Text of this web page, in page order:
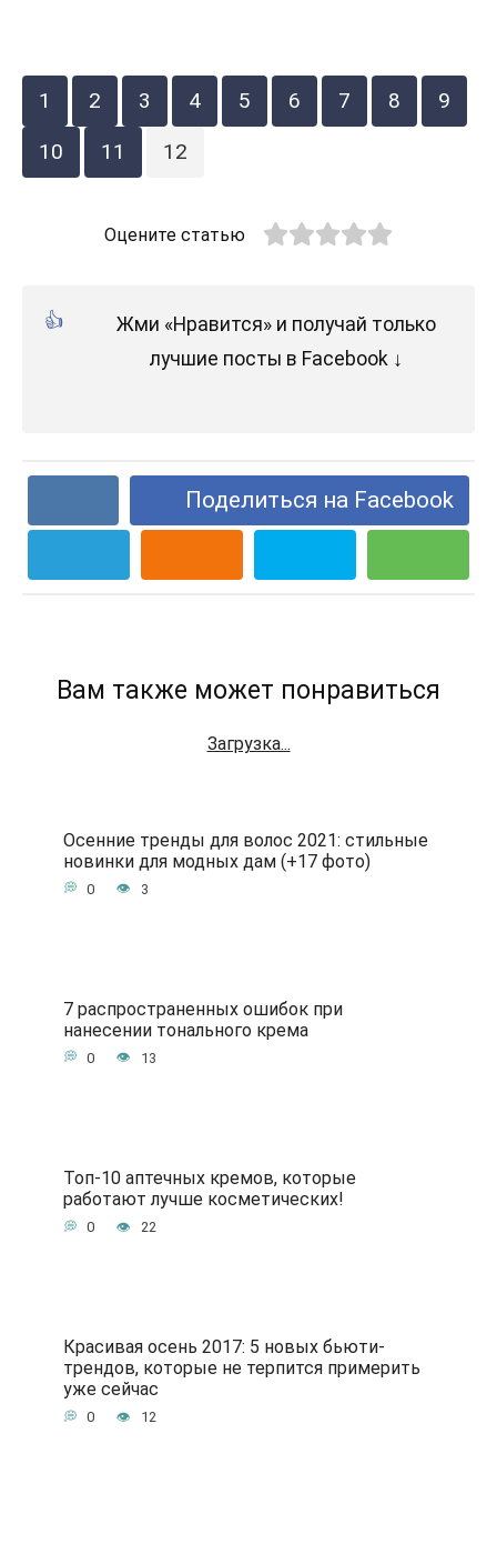
1 2 3 4 5 6 7 8
9
10
11 12
Оцените статью
Жми «Нравится» и получай только
лучшие посты в Facebook ↓
Поделиться на Facebook
Вам также может понравиться
Загрузка...
Осенние тренды для волос 2021: стильные
новинки для модных дам (+17 фото)
0 3
7 распространенных ошибок при
нанесении тонального крема
0 13
Топ-10 аптечных кремов, которые
работают лучше косметических!
0 22
Красивая осень 2017: 5 новых бьюти-
трендов, которые не терпится примерить
уже сейчас
0 12